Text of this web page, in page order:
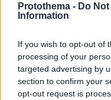
Protothema - Do
Information
If you wish to opt-out of
processing of your
targeted advertising by
section to confirm your
opt-out request is